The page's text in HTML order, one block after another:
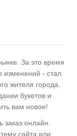
За это время
изменений - стал
жителя города.
букетов и
вам новое!
онлайн.
сайта или